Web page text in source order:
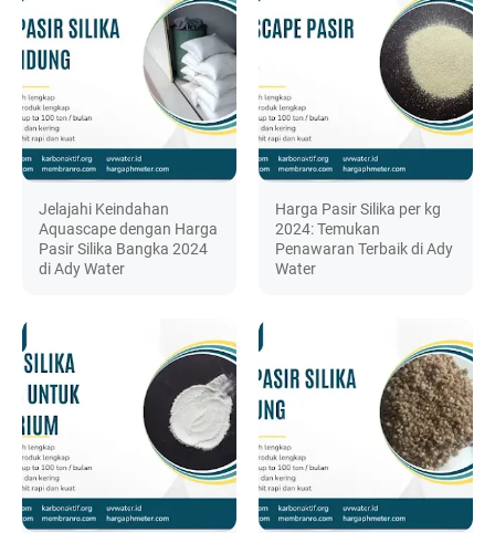
Jelajahi Keindahan
Aquascape dengan Harga
Pasir Silika Bangka 2024
di Ady Water
Harga Pasir Silika per kg
2024: Temukan
Penawaran Terbaik di Ady
Water